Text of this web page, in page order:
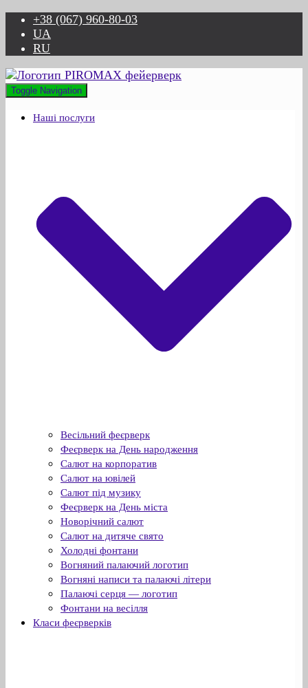
+38 (067) 960-80-03
UA
RU
Toggle Navigation
Наші послуги
Весільний феєрверк
Феєрверк на День народження
Салют на корпоратив
Салют на ювілей
Салют під музику
Феєрверк на День міста
Новорічний салют
Салют на дитяче свято
Холодні фонтани
Вогняний палаючий логотип
Вогняні написи та палаючі літери
Палаючі серця — логотип
Фонтани на весілля
Класи феєрверків